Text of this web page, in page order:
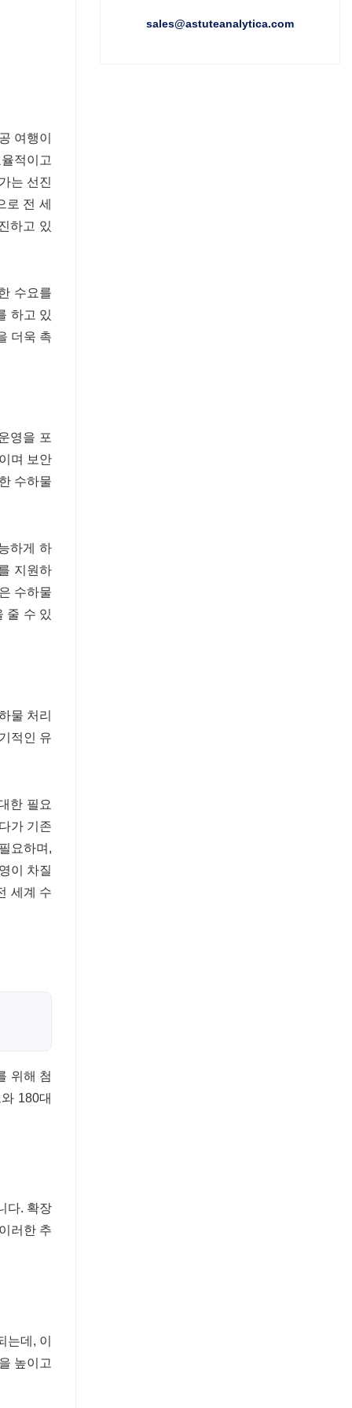
여행이
적이고
는 선진
로 전 세
하고 있
수요를
하고 있
더욱 촉
영을 포
며 보안
수하물
하게 하
지원하
수하물
줄 수 있
물 처리
적인 유
한 필요
가 기존
요하며,
이 차질
세계 수
위해 첨
180대
다. 확장
러한 추
데, 이
높이고
sales@astuteanalytica.com